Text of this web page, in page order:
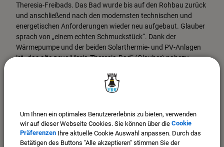
Theresia-Freibads. Das Bad wurde bis auf den Rohbau zurück
und anschließend nach den modernsten technischen und
energetischen Anforderungen wieder neu aufgebaut. Glauber
sprach von „einem echten Schmuckstück“. Dank der
Wärmepumpe und der beiden Solarthermie- und PV-Anlagen
ist „das alte neue Maria-Theresia-Bad“ (Glauber) nahezu
CO2-Emissionen um 90 Prozent reduziert.
aller möglichen Punkte – 20 Prozent mehr als noch vor vier
Jahren, als Mindelheim zum ersten Mal mit dem European
Energy Award ausgezeichnet worden war.
Um Ihnen ein optimales Benutzererlebnis zu bieten, verwenden
wir auf dieser Webseite Cookies. Sie können über die Cookie
Präferenzen Ihre aktuelle Cookie Auswahl anpassen. Durch das
Betätigen des Buttons "Alle akzeptieren" stimmen Sie der